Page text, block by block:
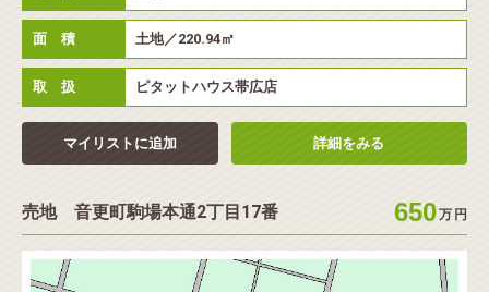
面 積 土地／220.94㎡
取 扱 ピタットハウス帯広店
マイリストに追加 詳細をみる
売地 音更町駒場本通2丁目17番 650万 円